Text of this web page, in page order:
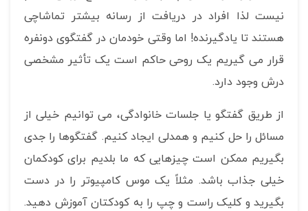
نیست لذا افراد در دریافت از رسانه بیشتر تماشاچی
هستند تا یادگیرنده! اما وقتی خودمان در گفتگوی دونفره
قرار می گیریم یک روحی حاکم است یک تأثیر مشخصی
درش وجود دارد.
از طریق گفتگو یا جلسات خانوادگی، می توانیم خیلی از
مسائل را حل کنیم و همدلی ایجاد کنیم. گفتگوها را جدی
بگیریم ممکن است چیزهایی که ما بلدیم برای کودکمان
خیلی جذاب باشد. مثلاً یک موس کامپیوتر را در دست
بگیرید و کلیک راست و چپ را به کودکتان آموزش دهید.